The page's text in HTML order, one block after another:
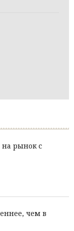
на рынок с
чем в